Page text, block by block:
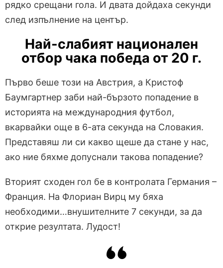
рядко срещани гола. И двата дойдаха секунди
след изпълнение на център.
Най-слабият национален
отбор чака победа от 20 г.
Първо беше този на Австрия, а Кристоф
Баумгартнер заби най-бързото попадение в
историята на международния футбол,
вкарвайки още в 6-ата секунда на Словакия.
Представяш ли си какво щеше да стане у нас,
ако ние бяхме допуснали такова попадение?
Вторият сходен гол бе в контролата Германия –
Франция. На Флориан Вирц му бяха
необходими…внушителните 7 секунди, за да
открие резултата. Лудост!